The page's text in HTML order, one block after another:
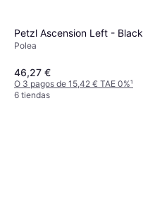
Petzl Ascension Left - Black
Polea
46,27 €
O 3 pagos de 15,42 € TAE 0%¹
6 tiendas